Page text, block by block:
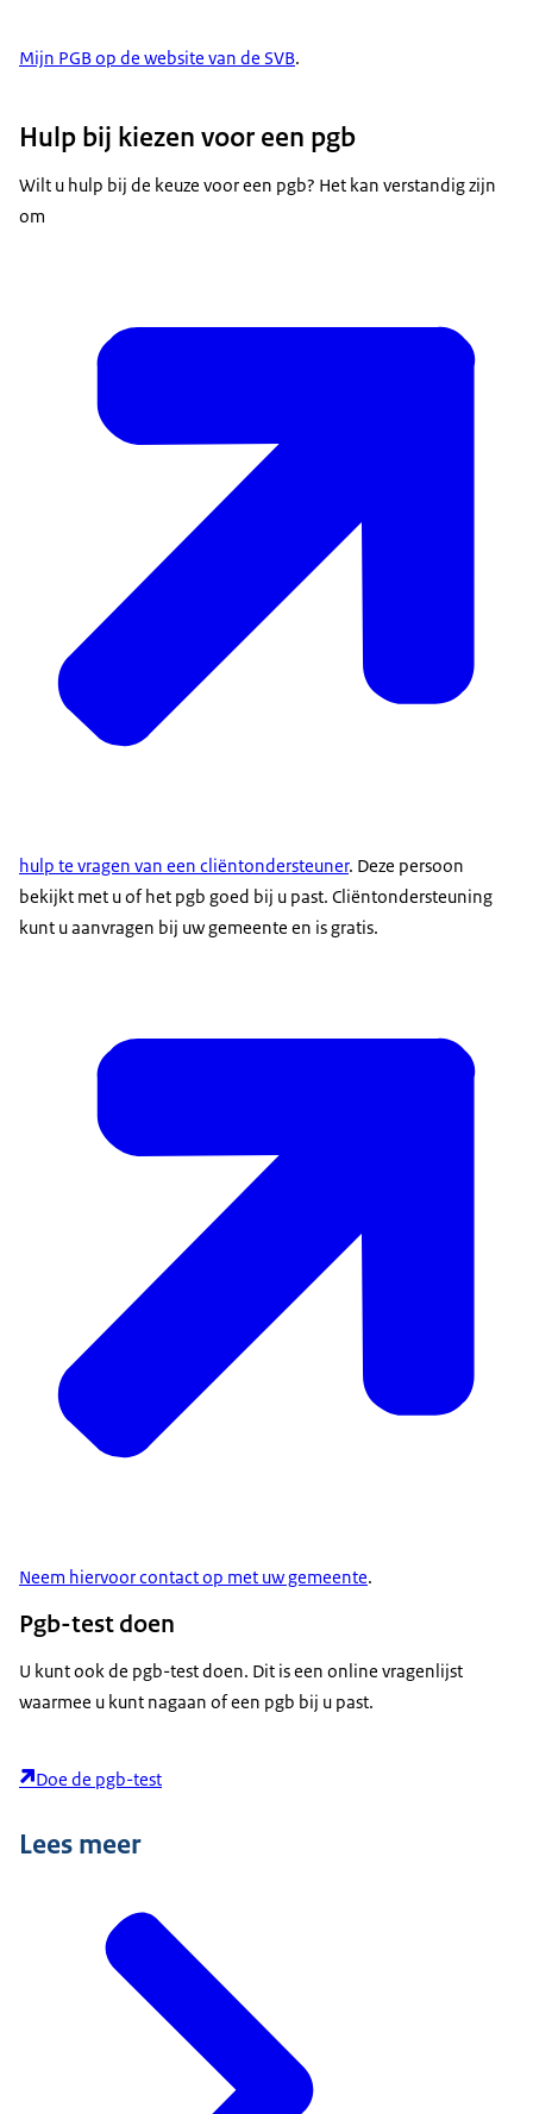
Mijn PGB op de website van de SVB.
Hulp bij kiezen voor een pgb
Wilt u hulp bij de keuze voor een pgb? Het kan verstandig zijn
om
hulp te vragen van een cliëntondersteuner. Deze persoon
bekijkt met u of het pgb goed bij u past. Cliëntondersteuning
kunt u aanvragen bij uw gemeente en is gratis.
Neem hiervoor contact op met uw gemeente.
Pgb-test doen
U kunt ook de pgb-test doen. Dit is een online vragenlijst
waarmee u kunt nagaan of een pgb bij u past.
Doe de pgb-test
Lees meer